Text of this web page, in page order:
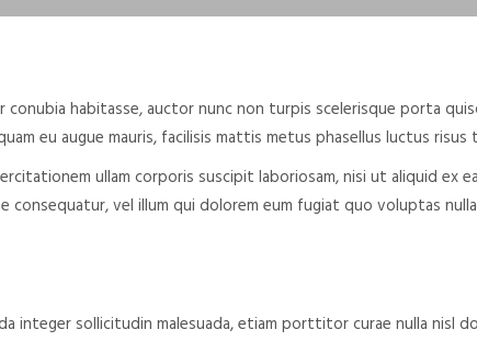
habitasse, auctor nunc non turpis scelerisque porta
eu augue mauris, facilisis mattis metus phasellus luctus
ullam corporis suscipit laboriosam, nisi ut aliquid ex
consequatur, vel illum qui dolorem eum fugiat quo voluptas
integer sollicitudin malesuada, etiam porttitor curae nulla nisl